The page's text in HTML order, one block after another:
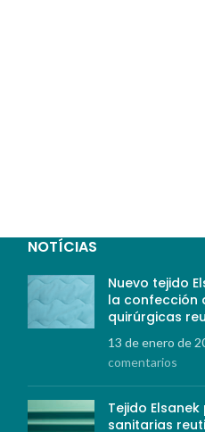
NOTÍCIAS
Nuevo tejido
la confección
quirúrgicas
13 de enero de
comentarios
Tejido
sanitarias